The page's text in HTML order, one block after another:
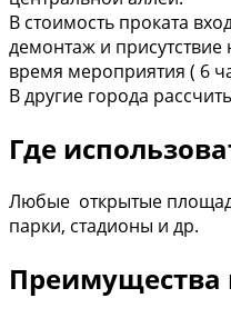
В стоимость проката
демонтаж и присутствие
время мероприятия ( 6
В другие города
Где
Любые открытые
парки, стадионы и др.
Преимущества